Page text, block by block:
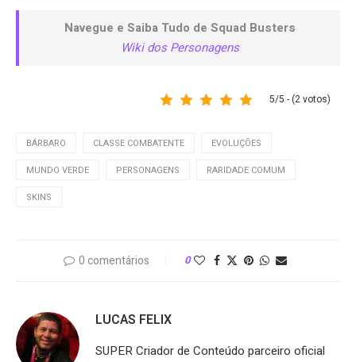
Navegue e Saiba Tudo de Squad Busters
Wiki dos Personagens
5/5 - (2 votos)
BÁRBARO CLASSE COMBATENTE
EVOLUÇÕES
MUNDO VERDE
PERSONAGENS
RARIDADE COMUM
SKINS
0 comentários 0
LUCAS FELIX
SUPER Criador de Conteúdo parceiro oficial